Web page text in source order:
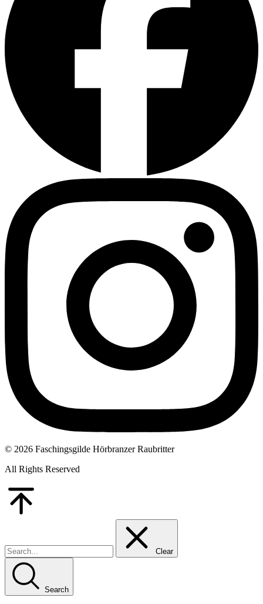
© 2026 Faschingsgilde Hörbranzer Raubritter
All Rights Reserved
Clear
Search